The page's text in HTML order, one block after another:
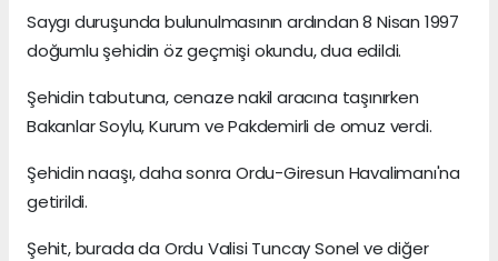
Saygı duruşunda bulunulmasının ardından 8 Nisan 1997
doğumlu şehidin öz geçmişi okundu, dua edildi.
Şehidin tabutuna, cenaze nakil aracına taşınırken
Bakanlar Soylu, Kurum ve Pakdemirli de omuz verdi.
Şehidin naaşı, daha sonra Ordu-Giresun Havalimanı'na
getirildi.
Şehit, burada da Ordu Valisi Tuncay Sonel ve diğer